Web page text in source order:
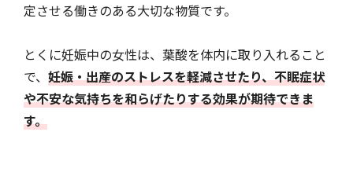
定させる働きのある大切な物質です。
とくに妊娠中の女性は、葉酸を体内に取り入れること
で、 妊娠・出産のストレスを軽減させたり、不眠症状
や不安な気持ちを和らげたりする効果が期待できま
す。